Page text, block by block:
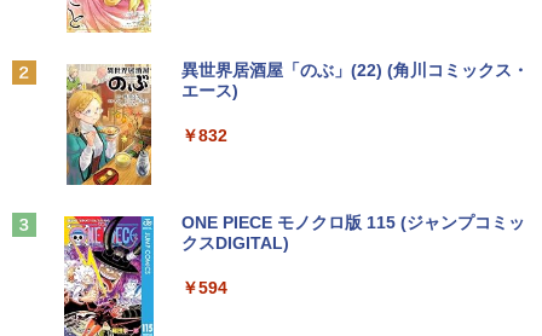
￥9,990
Anker Soundcore P31i ピンク
Anker Soundcore Liberty 5 ディープブルー
BRUCE WAYNE feat. Flo Milli, ATL Jacob
[Explicit]
￥250
見知らぬ糸
【Amazon.co.jp限定】 い・ろ・は・す 2L P
by Amazon 天然水ラベルレス 2L×9本
￥1,117
異世界居酒屋「のぶ」(22) (角川コミックス・
エース)
￥832
ONE PIECE モノクロ版 115 (ジャンプコミッ
クスDIGITAL)
￥594